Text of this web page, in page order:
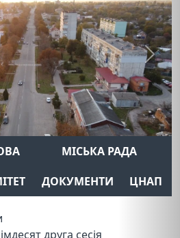
Next
МІСЬКА РАДА
ДОКУМЕНТИ ЦНАП
друга сесія